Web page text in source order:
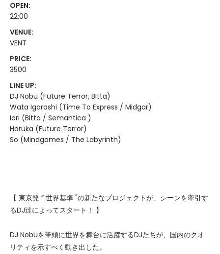
OPEN:
22:00
VENUE:
VENT
PRICE:
3500
LINE UP:
DJ Nobu (Future Terror, Bitta)
Wata Igarashi (Time To Express / Midgar)
Iori (Bitta / Semantica )
Haruka (Future Terror)
So (Mindgames / The Labyrinth)
【 東京発 “ 世界基準 "の新たなプロジェクトが、シーンを牽引す
るDJ達によってスタート！ 】
DJ Nobuを筆頭に世界を舞台に活躍するDJたちが、国内のクオ
リティを示すべく動き出した。